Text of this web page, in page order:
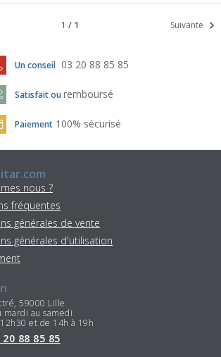
1 / 1 Suivante
Un conseil 03 20 88 85 85
Satisfait ou remboursé
Paiement 100% sécurisé
nous ?
fréquentes
générales de vente
générales d'utilisation
59000 Lille
mardi au samedi
et de 14h à 19h
88 85 85